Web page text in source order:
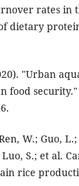
rates in
dietary
"Urban
food security."
W.; Guo,
Luo, S.; et al.
rice